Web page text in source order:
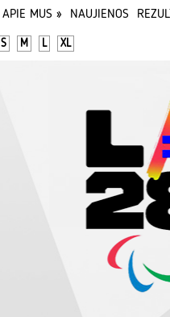
APIE MUS » NAUJIENOS
S M L XL